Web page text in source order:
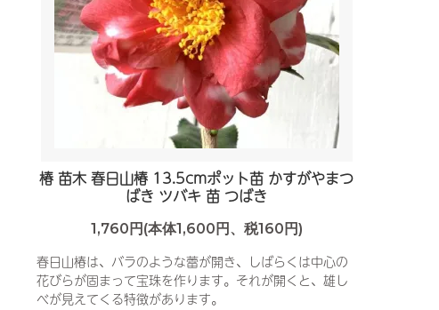
椿 苗木 春日山椿 13.5cmポット苗 かすがやまつ
ばき ツバキ 苗 つばき
1,760円(本体1,600円、税160円)
春日山椿は、バラのような蕾が開き、しばらくは中心の
花びらが固まって宝珠を作ります。それが開くと、雄し
べが見えてくる特徴があります。